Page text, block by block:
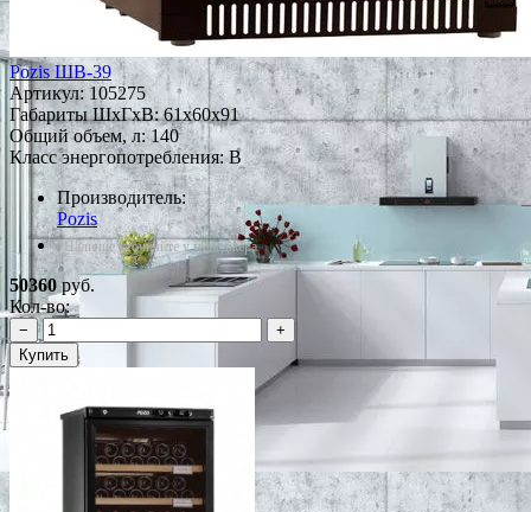
Pozis ШВ-39
Артикул:105275
Габариты ШxГxВ: 61x60x91
Общий объем, л: 140
Класс энергопотребления: B
Производитель:
Pozis
*Наличие уточняйте у менеджера
50360 руб.
Кол-во:
−
+
Купить